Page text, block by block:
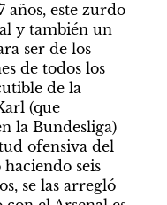
años, este zurdo
y también un
ser de los
de todos los
de la
(que
la Bundesliga)
ofensiva del
seis
se las arregló